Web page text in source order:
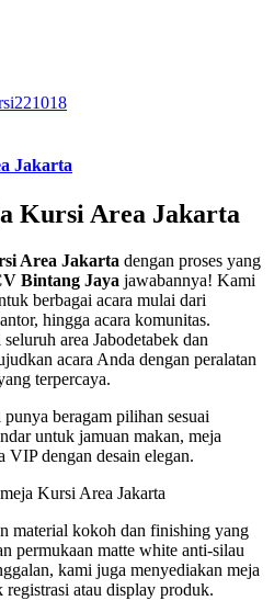
Jakarta
Kursi Area Jakarta
Area Jakarta dengan proses yang
Bintang Jaya jawabannya! Kami
berbagai acara mulai dari
hingga acara komunitas.
area Jabodetabek dan
acara Anda dengan peralatan
terpercaya.
beragam pilihan sesuai
untuk jamuan makan, meja
VIP dengan desain elegan.
material kokoh dan finishing yang
permukaan matte white anti-silau
kami juga menyediakan meja
atau display produk.